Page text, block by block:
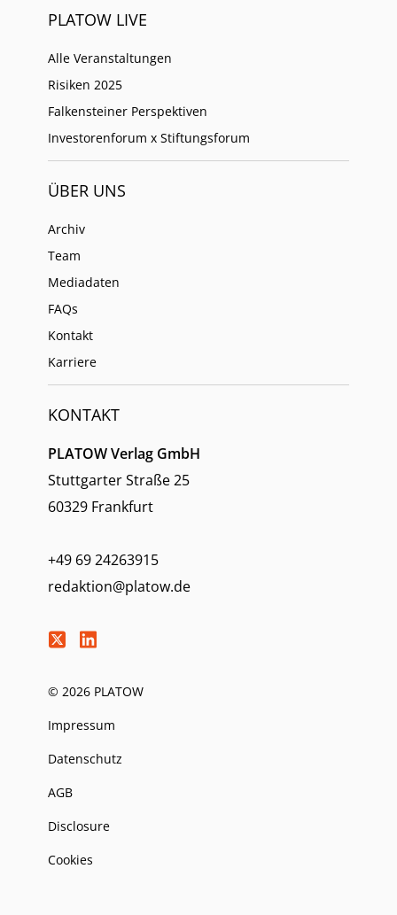
PLATOW LIVE
Alle Veranstaltungen
Risiken 2025
Falkensteiner Perspektiven
Investorenforum x Stiftungsforum
ÜBER UNS
Archiv
Team
Mediadaten
FAQs
Kontakt
Karriere
KONTAKT
PLATOW Verlag GmbH
Stuttgarter Straße 25
60329 Frankfurt
+49 69 24263915
redaktion@platow.de
© 2026 PLATOW
Impressum
Datenschutz
AGB
Disclosure
Cookies